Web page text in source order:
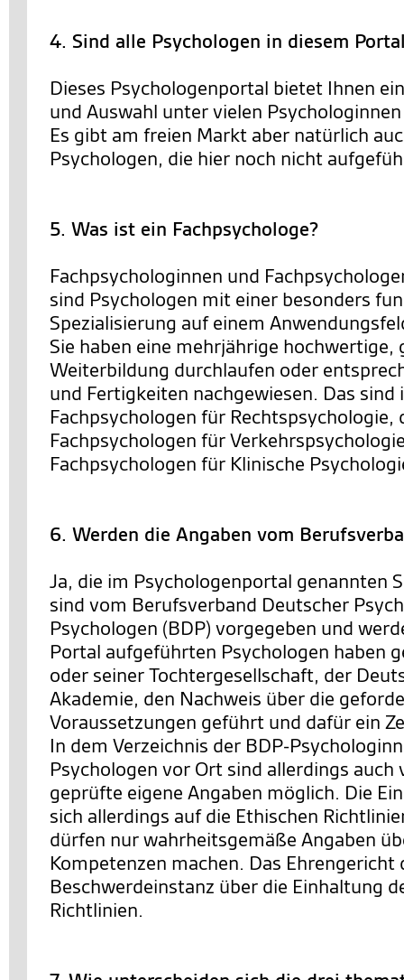
4. Sind alle Psychologen in diesem
Dieses Psychologenportal bietet Ihnen
und Auswahl unter vielen
Es gibt am freien Markt aber natürlich
Psychologen, die hier noch nicht
5. Was ist ein Fachpsychologe?
Fachpsychologinnen und
sind Psychologen mit einer besonders
Spezialisierung auf einem
Sie haben eine mehrjährige hochwertige,
Weiterbildung durchlaufen oder
und Fertigkeiten nachgewiesen. Das sind
Fachpsychologen für Rechtspsychologie,
Fachpsychologen für
Fachpsychologen für Klinische
6. Werden die Angaben vom
Ja, die im Psychologenportal genannten
sind vom Berufsverband Deutscher
Psychologen (BDP) vorgegeben und
Portal aufgeführten Psychologen haben
oder seiner Tochtergesellschaft, der
Akademie, den Nachweis über die
Voraussetzungen geführt und dafür ein
In dem Verzeichnis der BDP-
Psychologen vor Ort sind allerdings auch
geprüfte eigene Angaben möglich. Die
sich allerdings auf die Ethischen
dürfen nur wahrheitsgemäße Angaben
Kompetenzen machen. Das Ehrengericht
Beschwerdeinstanz über die Einhaltung
Richtlinien.